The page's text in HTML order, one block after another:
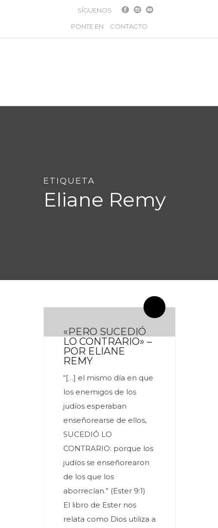
SÍGUENOS
PONTE EN: CONTACTO
ETIQUETA
Eliane Remy
«PERO SUCEDIÓ
LO CONTRARIO» –
POR ELIANE
REMY
“[…] el mismo día en que
los enemigos de los
judíos esperaban
enseñorearse de ellos,
SUCEDIÓ LO
CONTRARIO: porque los
judíos se enseñorearon
de los que los
aborrecían.” (Ester 9:1)
El libro de Ester nos
relata como Dios utiliza a